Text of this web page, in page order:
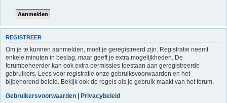
REGISTREER
Om je te kunnen aanmelden, moet je geregistreerd zijn. Registratie neemt
enkele minuten in beslag, maar geeft je extra mogelijkheden. De
forumbeheerder kan ook extra permissies toestaan aan geregistreerde
gebruikers. Lees voor registratie onze gebruiksvoorwaarden en het
bijbehorend beleid. Bekijk ook de regels als je gebruik maakt van het forum.
Gebruikersvoorwaarden | Privacybeleid